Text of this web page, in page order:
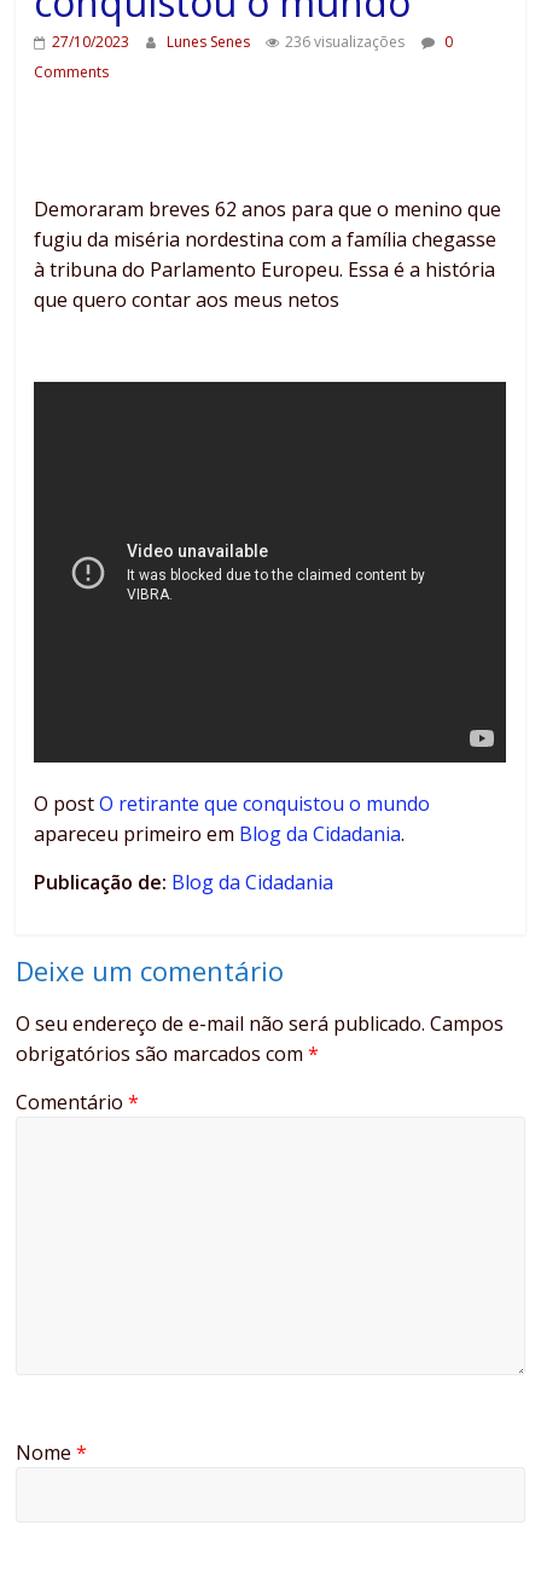
27/10/2023 Lunes Senes 236 visualizações
0
Comments
Demoraram breves 62 anos para que o menino que
fugiu da miséria nordestina com a família chegasse
à tribuna do Parlamento Europeu. Essa é a história
que quero contar aos meus netos
O postO retirante que conquistou o mundo
apareceu primeiro em Blog da Cidadania.
Publicação de: Blog da Cidadania
Deixe um comentário
O seu endereço de e-mail não será publicado. Campos
obrigatórios são marcados com*
Comentário*
Nome*